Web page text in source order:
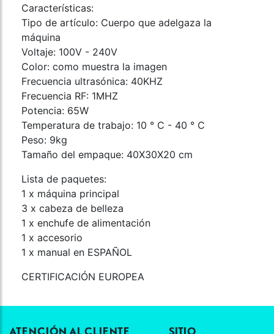
Características:
Tipo de artículo: Cuerpo que adelgaza la
máquina
Voltaje: 100V - 240V
Color: como muestra la imagen
Frecuencia ultrasónica: 40KHZ
Frecuencia RF: 1MHZ
Potencia: 65W
Temperatura de trabajo: 10 ° C - 40 ° C
Peso: 9kg
Tamaño del empaque: 40X30X20 cm
Lista de paquetes:
1 x máquina principal
3 x cabeza de belleza
1 x enchufe de alimentación
1 x accesorio
1 x manual en ESPAÑOL
CERTIFICACIÓN EUROPEA
ATENCIÓN AL CLIENTE SITIO